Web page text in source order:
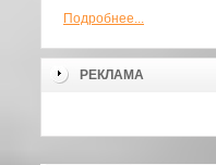
Подробнее...
РЕКЛАМА